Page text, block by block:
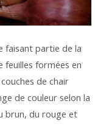
faisant partie de la
feuilles formées en
de chair
de couleur selon la
brun, du rouge et